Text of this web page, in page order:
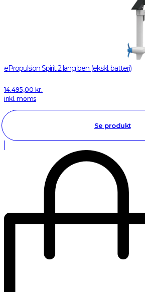
ePropulsion Spirit 2 lang ben (ekskl. batteri)
14.495,00 kr.
inkl. moms
Se produkt